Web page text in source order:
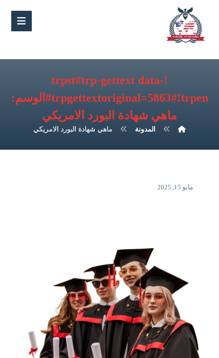
!trpst#trp-gettext data-
trpgettextoriginal=5863#!trpen#الوسم:
ماهي شهادة البورد الامريكي
المدونة ماهي شهادة البورد الامريكي
مايو 15, 2025